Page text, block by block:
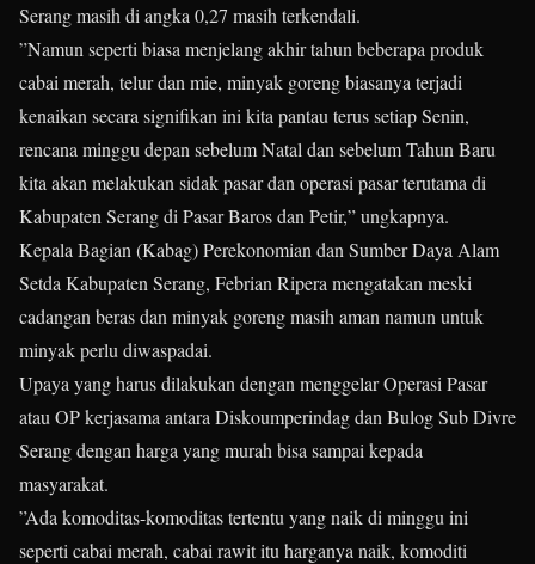
Serang masih di angka 0,27 masih terkendali.
”Namun seperti biasa menjelang akhir tahun beberapa produk
cabai merah, telur dan mie, minyak goreng biasanya terjadi
kenaikan secara signifikan ini kita pantau terus setiap Senin,
rencana minggu depan sebelum Natal dan sebelum Tahun Baru
kita akan melakukan sidak pasar dan operasi pasar terutama di
Kabupaten Serang di Pasar Baros dan Petir,” ungkapnya.
Kepala Bagian (Kabag) Perekonomian dan Sumber Daya Alam
Setda Kabupaten Serang, Febrian Ripera mengatakan meski
cadangan beras dan minyak goreng masih aman namun untuk
minyak perlu diwaspadai.
Upaya yang harus dilakukan dengan menggelar Operasi Pasar
atau OP kerjasama antara Diskoumperindag dan Bulog Sub Divre
Serang dengan harga yang murah bisa sampai kepada
masyarakat.
”Ada komoditas-komoditas tertentu yang naik di minggu ini
seperti cabai merah, cabai rawit itu harganya naik, komoditi